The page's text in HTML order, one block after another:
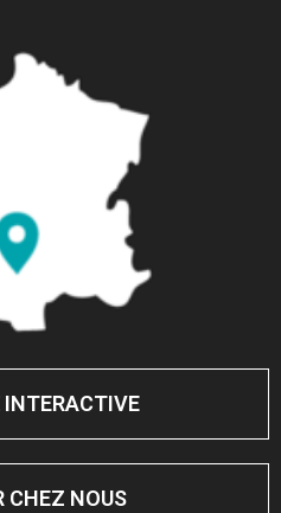
INTERACTIVE
CHEZ NOUS